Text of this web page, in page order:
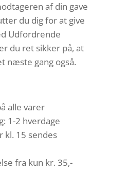
af din gave
du dig for at give
Udfordrende
du ret sikker på, at
næste gang også.
alle varer
1-2 hverdage
kl. 15 sendes
fra kun kr. 35,-